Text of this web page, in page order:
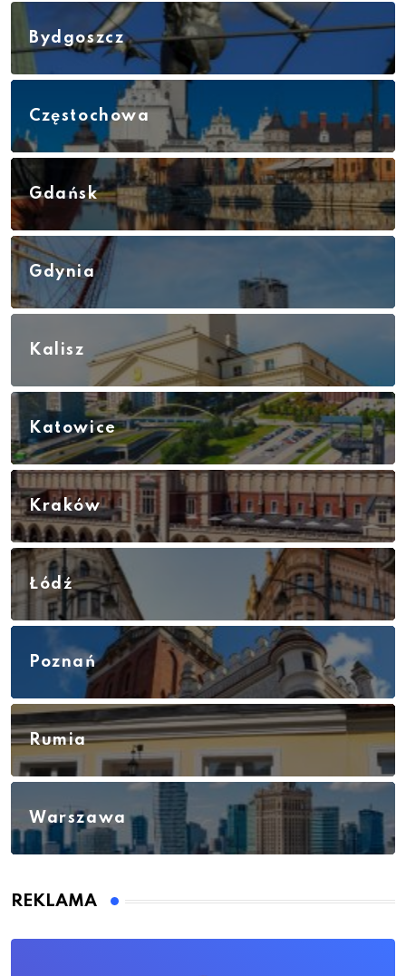
Bydgoszcz
Częstochowa
Gdańsk
Gdynia
Kalisz
Katowice
Kraków
Łódź
Poznań
Rumia
Warszawa
REKLAMA